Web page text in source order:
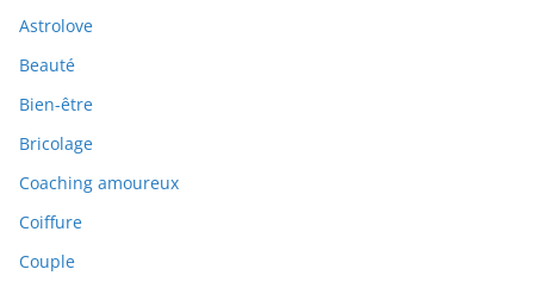
Astrolove
Beauté
Bien-être
Bricolage
Coaching amoureux
Coiffure
Couple